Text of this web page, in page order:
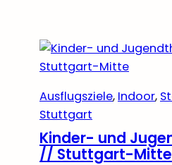
Ausflugsziele, Indoor,
Stuttgart
Kinder- und
// Stuttgart-Mitte